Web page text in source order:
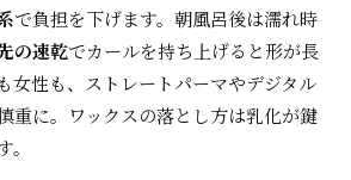
で負担を下げます。朝風呂後は濡れ時
の速乾でカールを持ち上げると形が長
女性も、ストレートパーマやデジタル
重に。ワックスの落とし方は乳化が鍵